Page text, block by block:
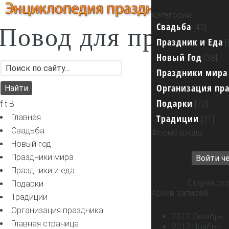
для
f t B
Главная
Свадьба
Новый год
Праздники мира
Праздники и еда
Подарки
Традиции
Организация праздника
...
Категории
Свадьба [42]
Праздник и Еда
Новый Год [38]
Праздники мира
Организация
Подарки [70]
Традиции [31]
Форма входа
Войти
Старая
Архив записей
2012 Октябрь
2012 Ноябрь
Главная страница